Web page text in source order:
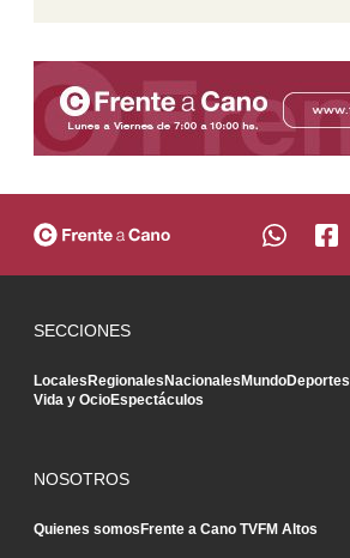
SECCIONES
Locales Regionales Nacionales MundoDeportes
Vida y OcioEspectáculos
NOSOTROS
Quienes somos Frente a Cano TVFM Altos